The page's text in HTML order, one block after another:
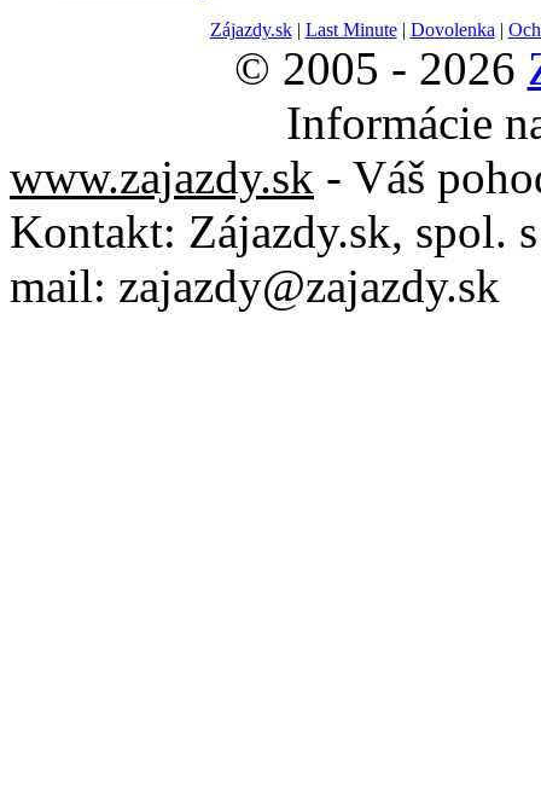
Zájazdy.sk| Last Minute| Dovolenka |
© 2005 - 2026
Informácie
www.zajazdy.sk - Váš
Kontakt: Zájazdy.sk, spol.
mail: zajazdy@zajazdy.sk